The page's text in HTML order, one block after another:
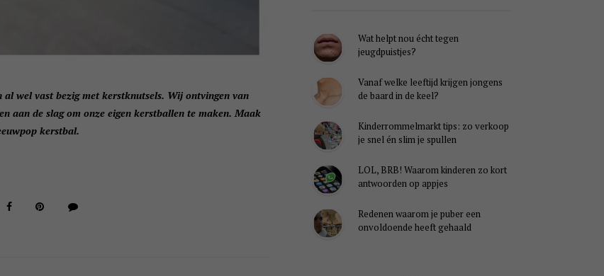
wel vast bezig met kerstknutsels. Wij ontvingen van
aan de slag om onze eigen kerstballen te maken. Maak
kerstbal.
Wat helpt nou écht tegen
jeugdpuistjes?
Vanaf welke leeftijd krijgen jongens
de baard in de keel?
Kinderrommelmarkt tips: zo verkoop
je snel én slim je spullen
LOL, BRB! Waarom kinderen zo kort
antwoorden op appjes
Redenen waarom je puber een
onvoldoende heeft gehaald